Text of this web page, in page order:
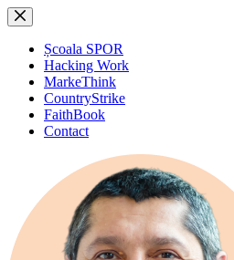
Sari
la
conținutȘcoala SPOR
Hacking Work
MarkeThink
CountryStrike
FaithBook
Contact